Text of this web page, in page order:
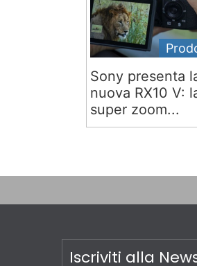
Sony presenta
nuova RX10 V:
super zoom...
Iscriviti alla